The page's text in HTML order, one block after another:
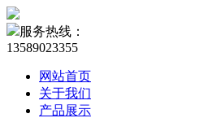
服务热线：
13589023355
网站首页
关于我们
产品展示